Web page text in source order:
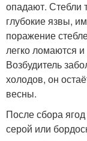
опадают. Стебли
глубокие язвы,
поражение
легко ломаются
Возбудитель
холодов, он
весны.
После сбора
серой или